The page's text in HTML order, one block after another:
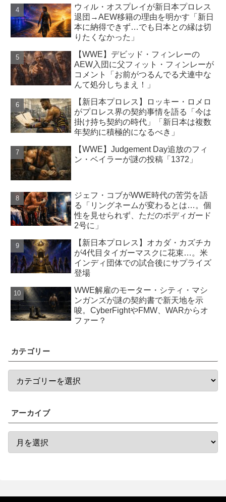
ウィル・オスプレイが新日本プロレス
退団→AEW移籍の理由を明かす「新日
本に納得できず…でも日本との縁は切
りたくなかった」
【WWE】デビッド・フィンレーの
AEW入団に父フィット・フィンレーが
コメント「お前がつるんでる犬連中な
んて処分しちまえ！」
【新日本プロレス】ロッキー・ロメロ
がプロレス界の契約事情を語る「今は
掛け持ち契約の時代」「新日本は複数
年契約に積極的になるべき」
【WWE】Judgement Day追放のフィ
ン・ベイラーが謎の投稿「1372」
ジェフ・コブがWWE時代の苦労を語
る「リングネームが変わるとは…。個
性を見せられず、ただのボディガード
2号に」
【新日本プロレス】オカダ・カズチカ
が4代目タイガーマスクに花束…。米
インディ団体での試合後にサプライズ
登場
WWE解雇のモーター・シティ・マシ
ンガンズが謎の契約書で新天地を示
唆。CyberFightやFMW、WARからオ
ファー？
カテゴリー
アーカイブ